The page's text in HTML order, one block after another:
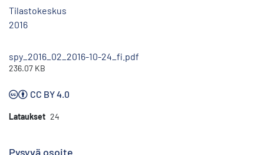
Tilastokeskus
2016
spy_2016_02_2016-10-24_fi.pdf
236.07 KB
CC BY 4.0
Lataukset 24
Pysyvä osoite